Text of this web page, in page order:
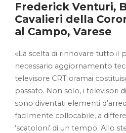
Frederick Venturi,
Cavalieri della
al Campo, Varese
«La scelta di rinnovare tutto il
necessario aggiornamento
televisore CRT oramai
passato. Non solo, i televisori
sono diventati elementi
facilmente collocabile, a
‘scatoloni’ di un tempo. Allo